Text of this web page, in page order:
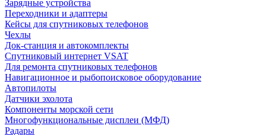
Зарядные устройства
Переходники и адаптеры
Кейсы для спутниковых телефонов
Чехлы
Док-станция и автокомплекты
Спутниковый интернет VSAT
Для ремонта спутниковых телефонов
Навигационное и рыбопоисковое оборудование
Автопилоты
Датчики эхолота
Компоненты морской сети
Многофункциональные дисплеи (МФД)
Радары